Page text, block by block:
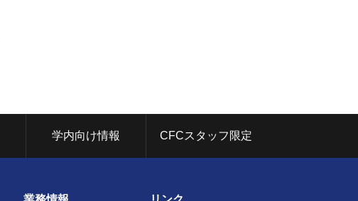
学内向け情報 CFCスタッフ限定